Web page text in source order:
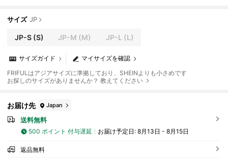
サイズ JP
JP-S(S) JP-M (M) JP-L (L)
マイサイズを確認
サイズガイド
FRIFULはアジアサイズに準拠しており、SHEINよりも小さめです
お探しのサイズがありませんか？ 教えてください
お届け先 Japan
送料無料
500 ポイント 付与遅延 お届け予定日: 8月13日 - 8月15日
返品無料